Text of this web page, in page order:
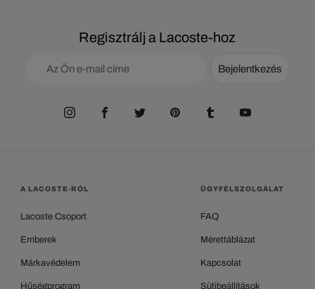
Regisztrálj a Lacoste-hoz
Bejelentkezés
A LACOSTE-RÓL
Lacoste Csoport
Emberek
Márkavédelem
Hűségprogram
ÜGYFÉLSZOLGÁLAT
FAQ
Mérettáblázat
Kapcsolat
Sütibeállítások